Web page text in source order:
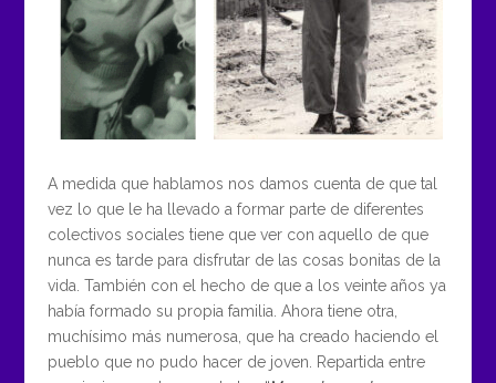
A medida que hablamos nos damos cuenta de que tal
vez lo que le ha llevado a formar parte de diferentes
colectivos sociales tiene que ver con aquello de que
nunca es tarde para disfrutar de las cosas bonitas de la
vida. También con el hecho de que a los veinte años ya
había formado su propia familia. Ahora tiene otra,
muchísimo más numerosa, que ha creado haciendo el
pueblo que no pudo hacer de joven. Repartida entre